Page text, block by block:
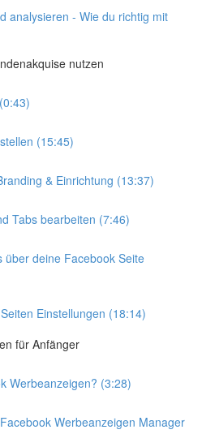
analysieren - Wie du richtig mit
nutzen
(15:45)
& Einrichtung (13:37)
Tabs bearbeiten (7:46)
über deine Facebook Seite
Einstellungen (18:14)
für Anfänger
Werbeanzeigen? (3:28)
Werbeanzeigen Manager